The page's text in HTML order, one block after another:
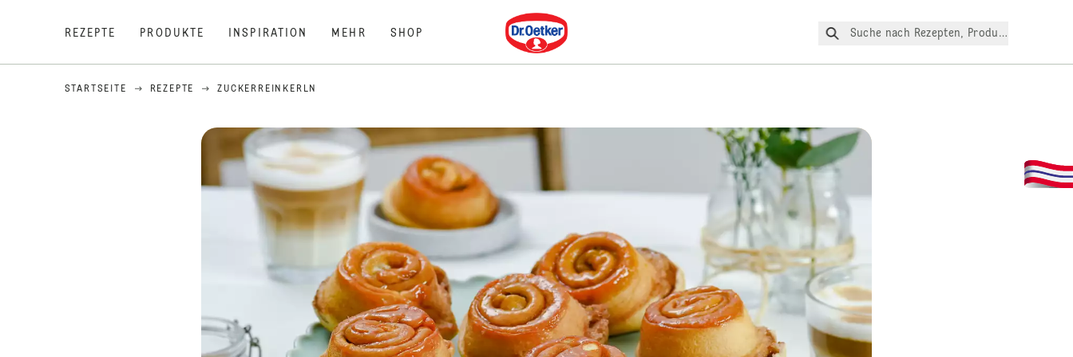
REZEPTE PRODUKTE INSPIRATION MEHR SHOP
Dr. Oetker
Suche nach Rezepten, Produkte, etc.
STARTSEITE REZEPTE ZUCKERREINKERLN